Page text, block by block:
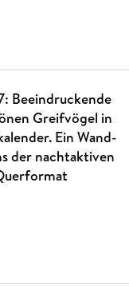
Beeindruckende
Greifvögel in
Ein Wand-
der nachtaktiven